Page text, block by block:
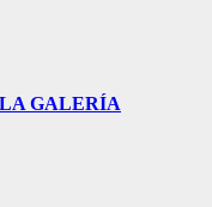
GALERÍA